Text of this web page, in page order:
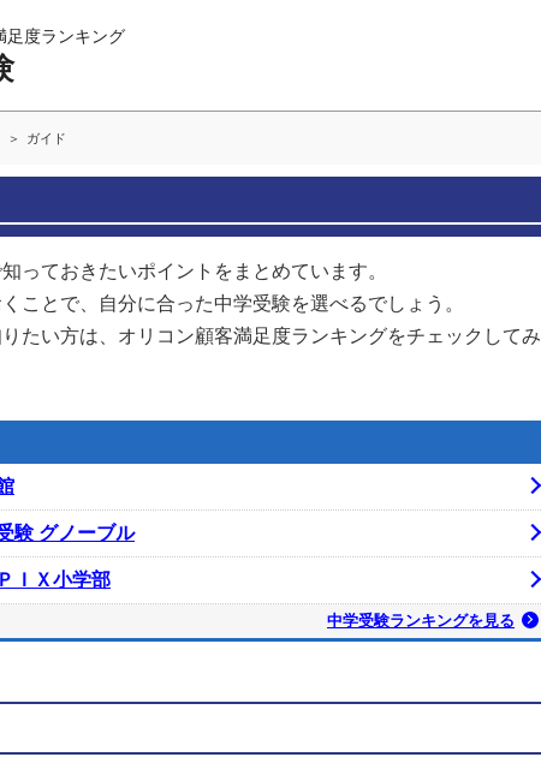
足度ランキング
ガイド
っておきたいポイントをまとめています。
ことで、自分に合った中学受験を選べるでしょう。
たい方は、オリコン顧客満足度ランキングをチェックしてみ
験 グノーブル
ＩＸ小学部
中学受験ランキングを見る